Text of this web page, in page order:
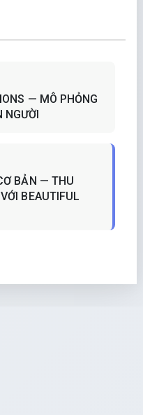
— MÔ PHỎNG
NGƯỜI
BẢN — THU
BEAUTIFUL